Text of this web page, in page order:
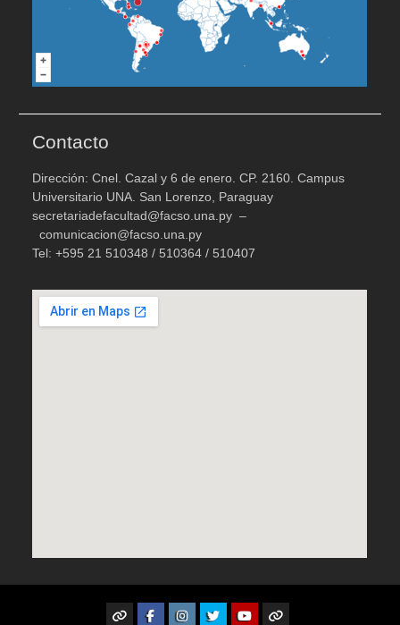
Contacto
Dirección: Cnel. Cazal y 6 de enero. CP. 2160. Campus
Universitario UNA. San Lorenzo, Paraguay
secretariadefacultad@facso.una.py –
comunicacion@facso.una.py
Tel: +595 21 510348 / 510364 / 510407